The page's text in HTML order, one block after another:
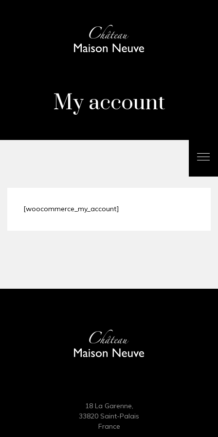
My account
[woocommerce_my_account]
18 La Garenne,
33820 Saint-Palais
France